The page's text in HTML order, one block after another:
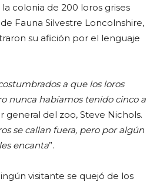
colonia de 200 loros grises
Fauna Silvestre Loncolnshire,
su afición por el lenguaje
a que los loros
nunca habíamos tenido cinco a
general del zoo, Steve Nichols.
se callan fuera, pero por algún
encanta”.
visitante se quejó de los